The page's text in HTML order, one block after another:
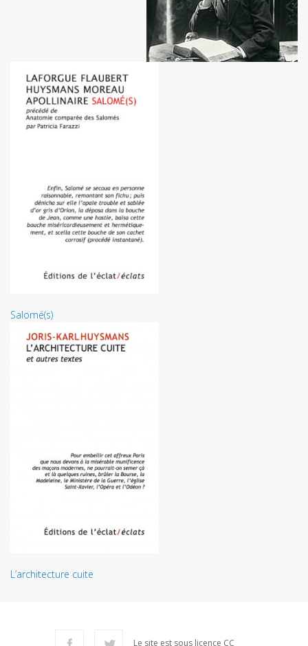
Salomé(s)
L’architecture cuite
Le site est sous licence CC